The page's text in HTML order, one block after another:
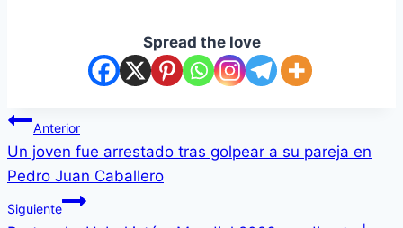
Spread the love
Navegación
de
entradas
Anterior
Un joven fue arrestado tras golpear a su pareja en
Pedro Juan Caballero
Siguiente